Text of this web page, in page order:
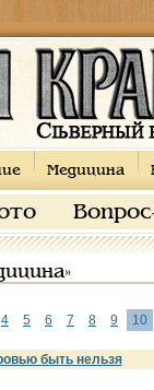
Медицина
4 5 6 7 8 9 10
быть нельзя